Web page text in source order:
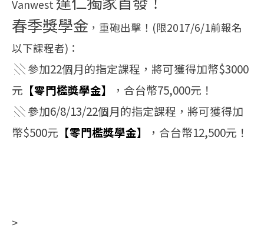
Vanwest
春季獎學金 ，重砲出擊！(限2017/6/1前報名
以下課程者)：
░ 參加22個月的指定課程，將可獲得加幣$3000
元 【零門檻獎學金】
，合台幣75,000元！
░ 參加6/8/13/22個月的指定課程，將可獲得加
幣$500元 【零門檻獎學金】 ，合台幣12,500元！
>